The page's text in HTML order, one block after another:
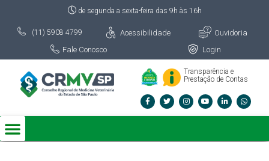
de segunda a sexta-feira das 9h às 16h
(11) 5908 4799 Acessibilidade
Ouvidoria
Fale Conosco
Login
Transparência e
Prestação de Contas